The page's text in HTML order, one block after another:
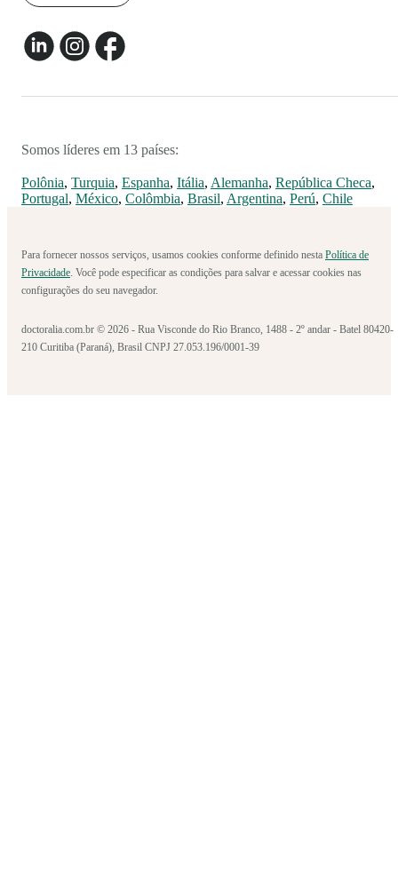
Somos líderes em 13 países:
Polônia, Turquia, Espanha, Itália, Alemanha, República Checa,
Portugal, México, Colômbia, Brasil, Argentina, Perú, Chile
Para fornecer nossos serviços, usamos cookies conforme definido nesta Política de
Privacidade. Você pode especificar as condições para salvar e acessar cookies nas
configurações do seu navegador.
doctoralia.com.br © 2026 - Rua Visconde do Rio Branco, 1488 - 2º andar - Batel 80420-
210 Curitiba (Paraná), Brasil CNPJ 27.053.196/0001-39